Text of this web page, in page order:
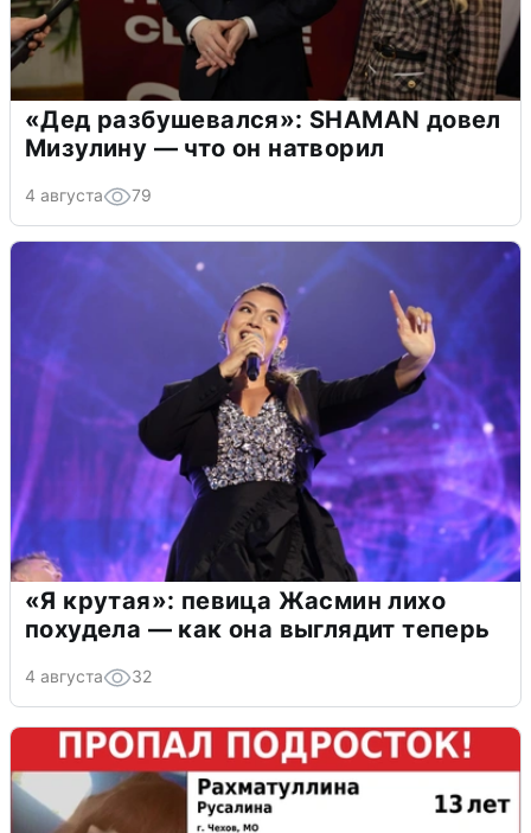
«Дед разбушевался»: SHAMAN довел
Мизулину — что он натворил
4 августа 79
«Я крутая»: певица Жасмин лихо
похудела — как она выглядит теперь
4 августа 32